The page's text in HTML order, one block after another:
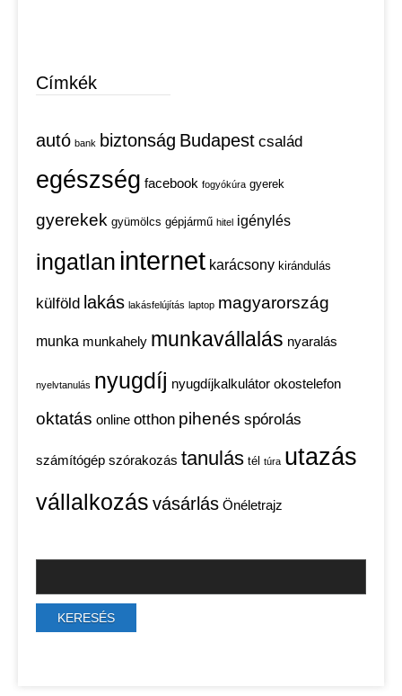
Címkék
autó bank biztonság Budapest család
egészség facebook fogyókúra gyerek
gyerekek gyümölcs gépjármű hitel igénylés
ingatlan internet karácsony kirándulás
külföld lakás lakásfelújítás laptop magyarország
munka munkahely munkavállalás nyaralás
nyelvtanulás nyugdíj nyugdíjkalkulátor okostelefon
oktatás online otthon pihenés spórolás
számítógép szórakozás tanulás tél túra utazás
vállalkozás vásárlás Önéletrajz